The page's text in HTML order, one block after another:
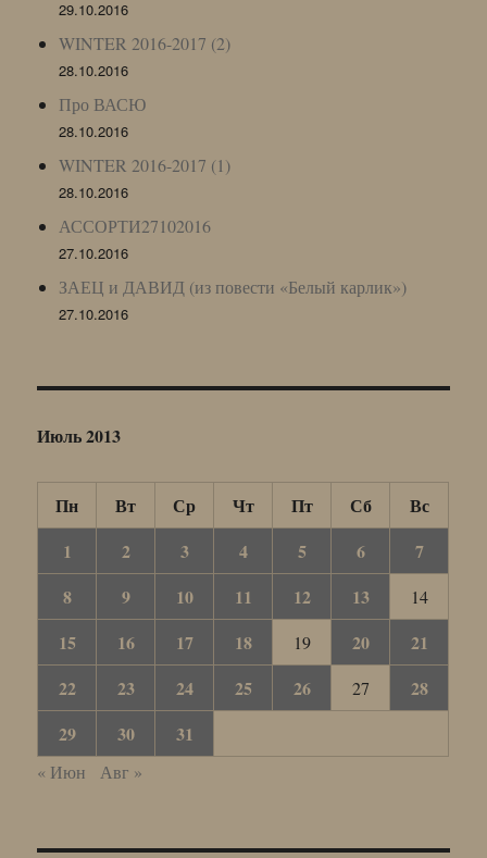
29.10.2016
WINTER 2016-2017 (2)
28.10.2016
Про ВАСЮ
28.10.2016
WINTER 2016-2017 (1)
28.10.2016
АССОРТИ27102016
27.10.2016
ЗАЕЦ и ДАВИД (из повести «Белый карлик»)
27.10.2016
Июль 2013
Пн Вт Ср Чт Пт Сб
Вс
1
2 3 4 5 6
7
8
9 10 11 12 13 14
15 16 17 18 19 20
21
22
23 24 25 26 27
28
29
30 31
« Июн Авг »